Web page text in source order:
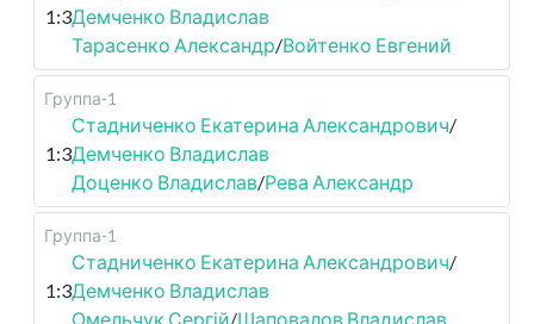
1:3Демченко Владислав
Тарасенко Александр/Войтенко Евгений
Группа-1
1:3
Стадниченко Екатерина Александрович/
Демченко Владислав
Доценко Владислав/Рева Александр
Группа-1
1:3
Стадниченко Екатерина Александрович/
Демченко Владислав
Омельчук Сергій/Шаповалов Владислав